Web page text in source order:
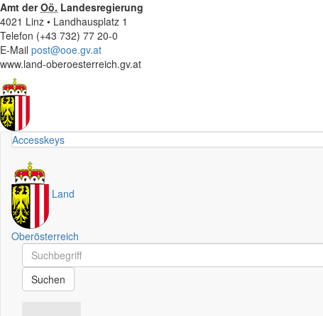
Amt derOö. Landesregierung
4021 Linz • Landhausplatz 1
Telefon (+43 732) 77 20-0
E-Mail post@ooe.gv.at
www.land-oberoesterreich.gv.at
Accesskeys
Land
Oberösterreich
Schnellsuche
Schnellsuche
Suchen